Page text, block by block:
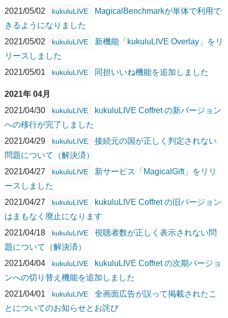
2021/05/02
kukuluLIVE
MagicalBenchmarkが単体で利用で
きるようになりました
2021/05/02
kukuluLIVE
新機能「kukuluLIVE Overlay」をリ
リースしました
2021/05/01
kukuluLIVE 同担いいね機能を追加しました
2021年 04月
2021/04/30
kukuluLIVE
kukuluLIVE Coffret の新バージョン
への移行が完了しました
2021/04/29
kukuluLIVE
接続元の国が正しく判定されない
問題について（解決済）
2021/04/27
kukuluLIVE
新サービス「MagicalGift」をリリ
ースしました
2021/04/27
kukuluLIVE
kukuluLIVE Coffret の旧バージョン
はまもなく廃止になります
2021/04/18
kukuluLIVE
視聴者数が正しく表示されない問
題について（解決済）
2021/04/04
kukuluLIVE
kukuluLIVE Coffret の次期バージョ
ンへの切り替え機能を追加しました
2021/04/01
kukuluLIVE
全画面広告が誤って掲載されたこ
とについてのお知らせとお詫び